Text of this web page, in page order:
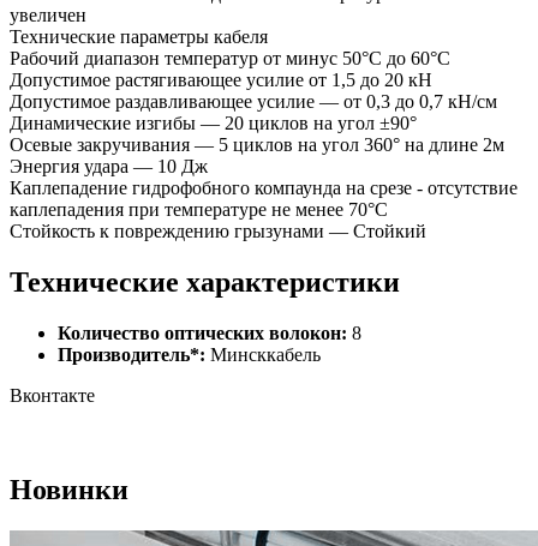
увеличен
Технические параметры кабеля
Рабочий диапазон температур от минус 50°C до 60°C
Допустимое растягивающее усилие от 1,5 до 20 кН
Допустимое раздавливающее усилие — от 0,3 до 0,7 кН/см
Динамические изгибы — 20 циклов на угол ±90°
Осевые закручивания — 5 циклов на угол 360° на длине 2м
Энергия удара — 10 Дж
Каплепадение гидрофобного компаунда на срезе - отсутствие
каплепадения при температуре не менее 70°C
Стойкость к повреждению грызунами — Стойкий
Технические характеристики
Количество оптических волокон: 8
Производитель*: Минсккабель
Вконтакте
Новинки